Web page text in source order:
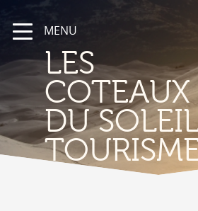
MENU
LES
COTEAUX
DU